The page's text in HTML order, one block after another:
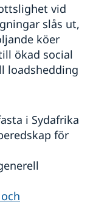
vid
slås ut,
köer
ökad social
loadshedding
i Sydafrika
för